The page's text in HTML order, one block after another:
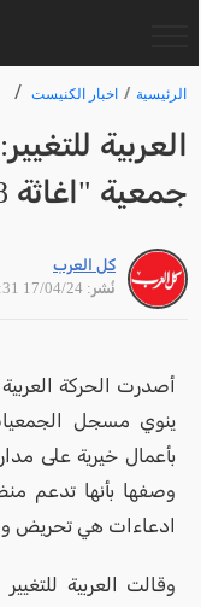
الرئيسية اخبار الكنيست
العربية
جمعية "اغاثة 48"
كل العرب
نُشر: 17/04/24 19:31
أصدرت الحركة العربية
بأعمال خيرية على
وصفها بأنها تدعم
ادعاءات هي تحريض
وقالت العربية